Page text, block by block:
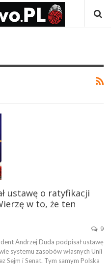
ustawę o ratyfikacji
w to, że ten
9
Andrzej Duda podpisał ustawę
systemu zasobów własnych Unii
Sejm i Senat. Tym samym Polska